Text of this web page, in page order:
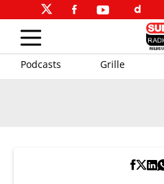
Podcasts Grille